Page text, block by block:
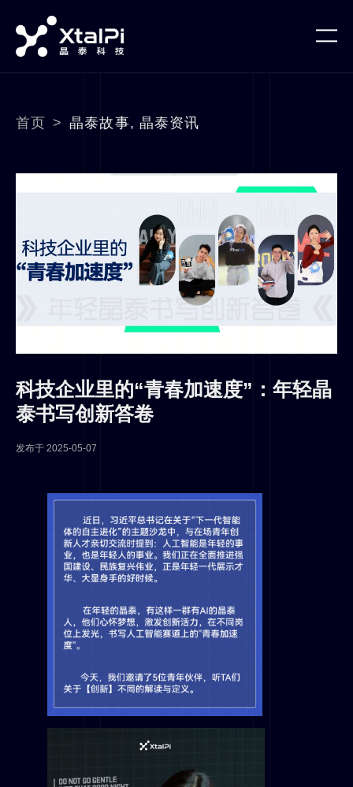
首页 > 晶泰故事, 晶泰资讯
科技企业里的“青春加速度”：年轻晶
泰书写创新答卷
发布于 2025-05-07